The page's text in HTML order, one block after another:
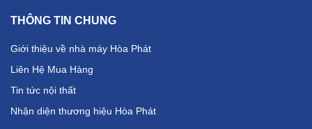
THÔNG TIN CHUNG
Giới thiệu về nhà máy Hòa Phát
Liên Hệ Mua Hàng
Tin tức nội thất
Nhận diện thương hiệu Hòa Phát